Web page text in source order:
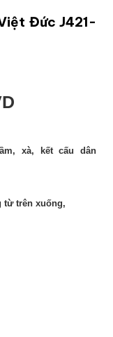
Đức J421-
xà, kết cấu dân
từ trên xuống,